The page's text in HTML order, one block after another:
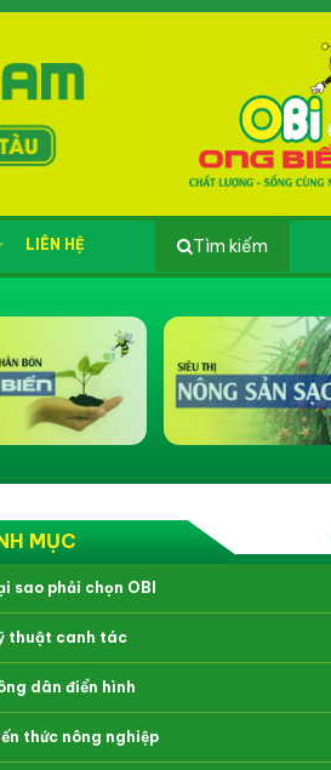
LIÊN HỆ Tìm kiếm
MỤC
sao phải chọn OBI
thuật canh tác
dân điển hình
thức nông nghiệp